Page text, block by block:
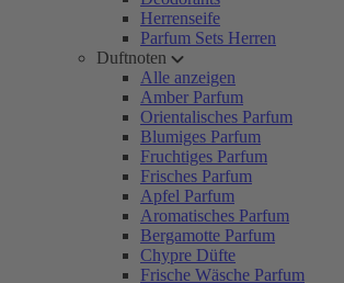
Herrenseife
Parfum Sets Herren
Duftnoten
Alle anzeigen
Amber Parfum
Orientalisches Parfum
Blumiges Parfum
Fruchtiges Parfum
Frisches Parfum
Apfel Parfum
Aromatisches Parfum
Bergamotte Parfum
Chypre Düfte
Frische Wäsche Parfum